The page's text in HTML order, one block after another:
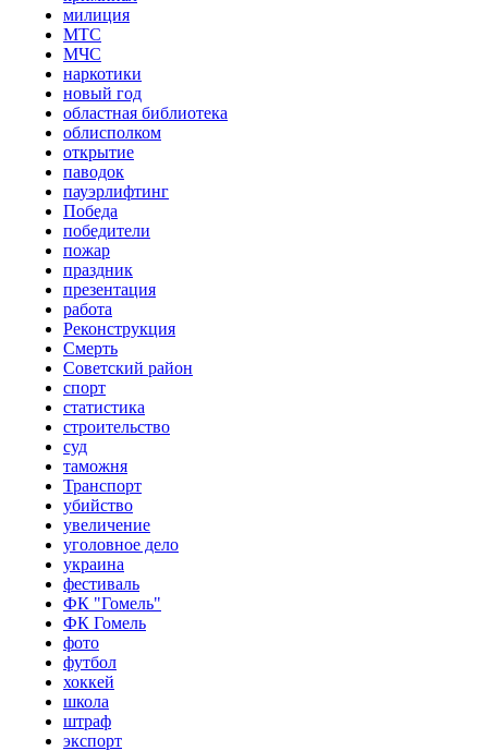
милиция
МТС
МЧС
наркотики
новый год
областная библиотека
облисполком
открытие
паводок
пауэрлифтинг
Победа
победители
пожар
праздник
презентация
работа
Реконструкция
Смерть
Советский район
спорт
статистика
строительство
суд
таможня
Транспорт
убийство
увеличение
уголовное дело
украина
фестиваль
ФК "Гомель"
ФК Гомель
фото
футбол
хоккей
школа
штраф
экспорт